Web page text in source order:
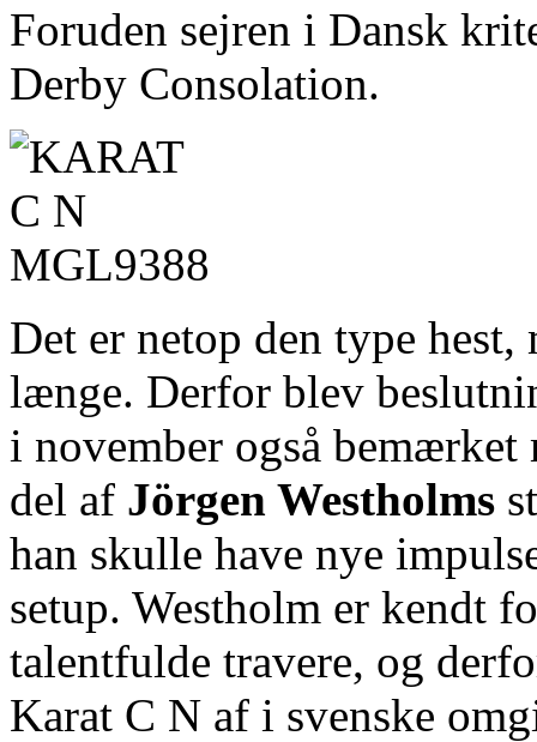
Foruden sejren i Dansk
Derby Consolation.
Det er netop den type
længe. Derfor blev
i november også bemærket
del af Jörgen Westholms
han skulle have nye
setup. Westholm er kendt
talentfulde travere, og
Karat C N af i svenske